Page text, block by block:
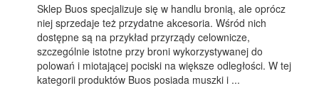
Sklep Buos specjalizuje się w handlu bronią, ale oprócz
niej sprzedaje też przydatne akcesoria. Wśród nich
dostępne są na przykład przyrządy celownicze,
szczególnie istotne przy broni wykorzystywanej do
polowań i miotającej pociski na większe odległości. W tej
kategorii produktów Buos posiada muszki i ...